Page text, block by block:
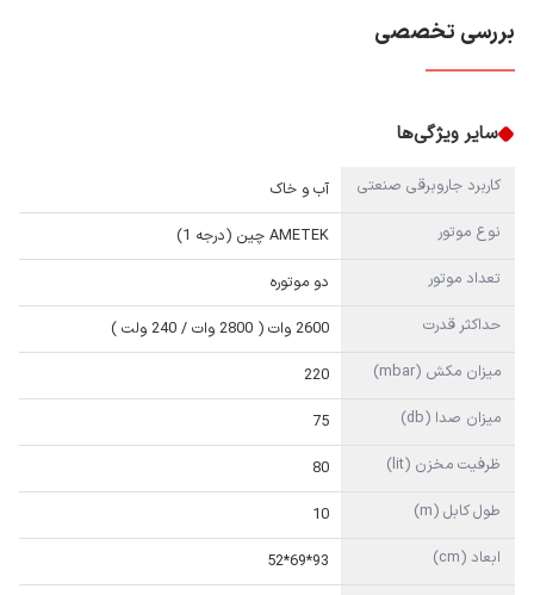
بررسی تخصصی
سایر ویژگی‌ها
کاربرد جاروبرقی صنعتی
آب و خاک
نوع موتور
AMETEK چین (درجه 1)
تعداد موتور
دو موتوره
حداکثر قدرت
2600 وات ( 2800 وات / 240 ولت )
میزان مکش (mbar)
220
میزان صدا (db)
75
ظرفیت مخزن (lit)
80
طول کابل (m)
10
ابعاد (cm)
93*69*52